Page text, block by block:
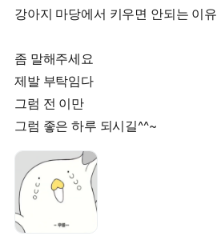
강아지 마당에서 키우면 안되는 이유
좀 말해주세요
제발 부탁임다
그럼 전 이만
그럼 좋은 하루 되시길^^~